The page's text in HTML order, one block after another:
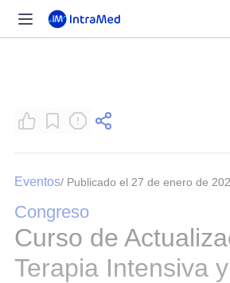
Eventos/ Publicado el 27 de enero de
Congreso
Curso de
Terapia Intensiva